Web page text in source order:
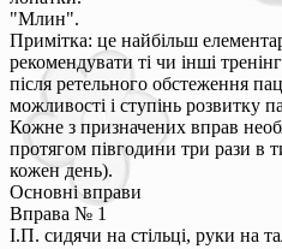
"Млин".
Примітка: це найбільш
рекомендувати ті чи інші
після ретельного обстеження
можливості і ступінь розвитку
Кожне з призначених вправ
протягом півгодини три рази в
кожен день).
Основні вправи
Вправа № 1
І.П. сидячи на стільці, руки на